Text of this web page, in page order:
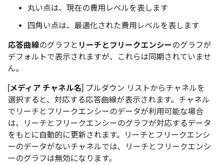
丸い点は、現在の費用レベルを表します
四角い点は、最適化された費用レベルを表します
応答曲線のグラフと リーチとフリークエンシーのグラフが
デフォルトで表示されますが、これらは同期されていませ
ん。
メディア チャネル名 ] プルダウン リストからチャネルを
選択すると、対応する応答曲線が表示されます。チャネル
でリーチとフリークエンシーのデータが利用可能な場合
は、リーチとフリークエンシーのグラフが対応するデータ
をもとに自動的に更新されます。リーチとフリークエンシ
ーのデータがないチャネルでは、リーチとフリークエンシ
ーのグラフは無効になります。